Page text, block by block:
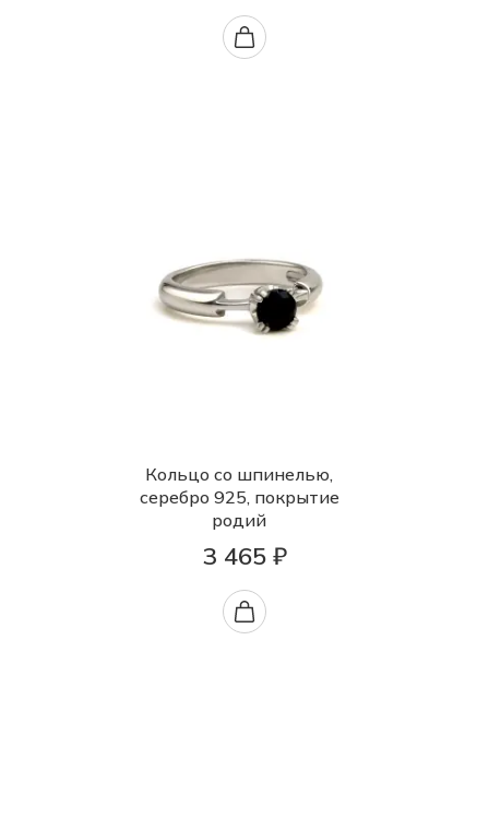
Кольцо со шпинелью,
серебро 925, покрытие
родий
3 465 ₽